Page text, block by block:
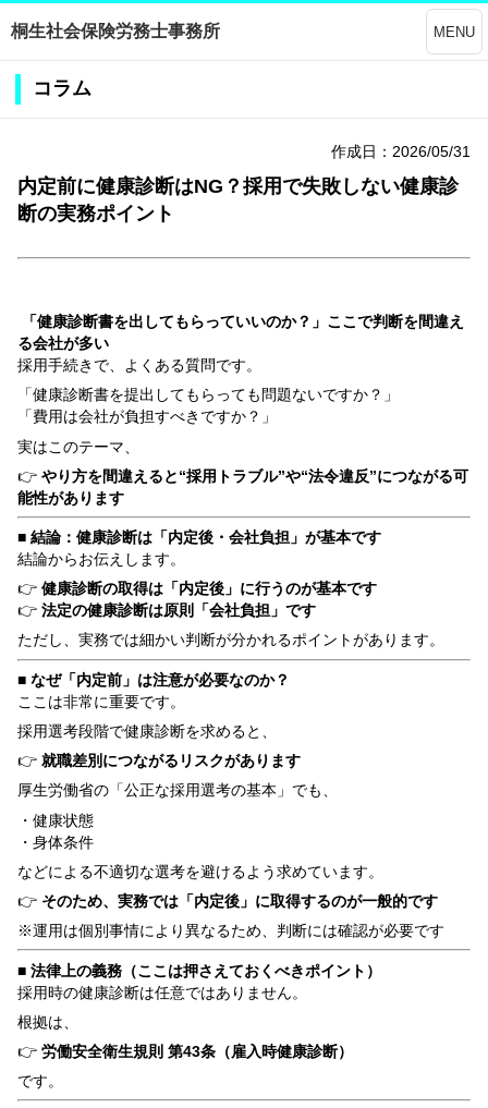
桐生社会保険労務士事務所 MENU
コラム
作成日：2026/05/31
内定前に健康診断はNG？採用で失敗しない健康診
断の実務ポイント
「健康診断書を出してもらっていいのか？」ここで判断を間違え
る会社が多い
採用手続きで、よくある質問です。
「健康診断書を提出してもらっても問題ないですか？」
「費用は会社が負担すべきですか？」
実はこのテーマ、
👉 やり方を間違えると“採用トラブル”や“法令違反”につながる可
能性があります
■ 結論：健康診断は「内定後・会社負担」が基本です
結論からお伝えします。
👉 健康診断の取得は「内定後」に行うのが基本です
👉 法定の健康診断は原則「会社負担」です
ただし、実務では細かい判断が分かれるポイントがあります。
■ なぜ「内定前」は注意が必要なのか？
ここは非常に重要です。
採用選考段階で健康診断を求めると、
👉 就職差別につながるリスクがあります
厚生労働省の「公正な採用選考の基本」でも、
・健康状態
・身体条件
などによる不適切な選考を避けるよう求めています。
👉 そのため、実務では「内定後」に取得するのが一般的です
※運用は個別事情により異なるため、判断には確認が必要です
■ 法律上の義務（ここは押さえておくべきポイント）
採用時の健康診断は任意ではありません。
根拠は、
👉 労働安全衛生規則 第43条（雇入時健康診断）
です。